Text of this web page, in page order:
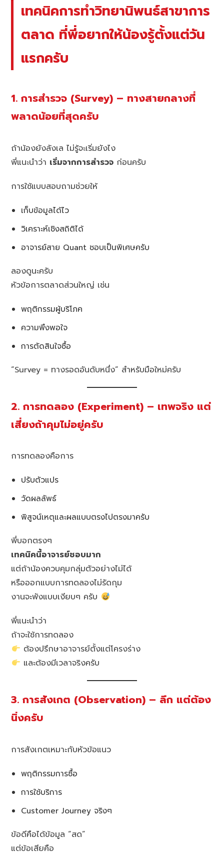
เทคนิคการทำวิทยานิพนธ์สาขาการ
ตลาด ที่พี่อยากให้น้องรู้ตั้งแต่วัน
แรกครับ
1. การสำรวจ (Survey) – ทางสายกลางที่
พลาดน้อยที่สุดครับ
ถ้าน้องยังลังเล ไม่รู้จะเริ่มยังไง
พี่แนะนำว่า เริ่มจากการสำรวจ ก่อนครับ
การใช้แบบสอบถามช่วยให้
เก็บข้อมูลได้ไว
วิเคราะห์เชิงสถิติได้
อาจารย์สาย Quant ชอบเป็นพิเศษครับ
ลองดูนะครับ
หัวข้อการตลาดส่วนใหญ่ เช่น
พฤติกรรมผู้บริโภค
ความพึงพอใจ
การตัดสินใจซื้อ
“Survey = ทางรอดอันดับหนึ่ง” สำหรับมือใหม่ครับ
2. การทดลอง (Experiment) – เทพจริง แต่
เสี่ยงถ้าคุมไม่อยู่ครับ
การทดลองคือการ
ปรับตัวแปร
วัดผลลัพธ์
พิสูจน์เหตุและผลแบบตรงไปตรงมาครับ
พี่บอกตรงๆ
เทคนิคนี้อาจารย์ชอบมาก
แต่ถ้าน้องควบคุมกลุ่มตัวอย่างไม่ได้
หรือออกแบบการทดลองไม่รัดกุม
งานจะพังแบบเงียบๆ ครับ
พี่แนะนำว่า
ถ้าจะใช้การทดลอง
ต้องปรึกษาอาจารย์ตั้งแต่โครงร่าง
และต้องมีเวลาจริงครับ
3. การสังเกต (Observation) – ลึก แต่ต้อง
นิ่งครับ
การสังเกตเหมาะกับหัวข้อแนว
พฤติกรรมการซื้อ
การใช้บริการ
Customer Journey จริงๆ
ข้อดีคือได้ข้อมูล “สด”
แต่ข้อเสียคือ